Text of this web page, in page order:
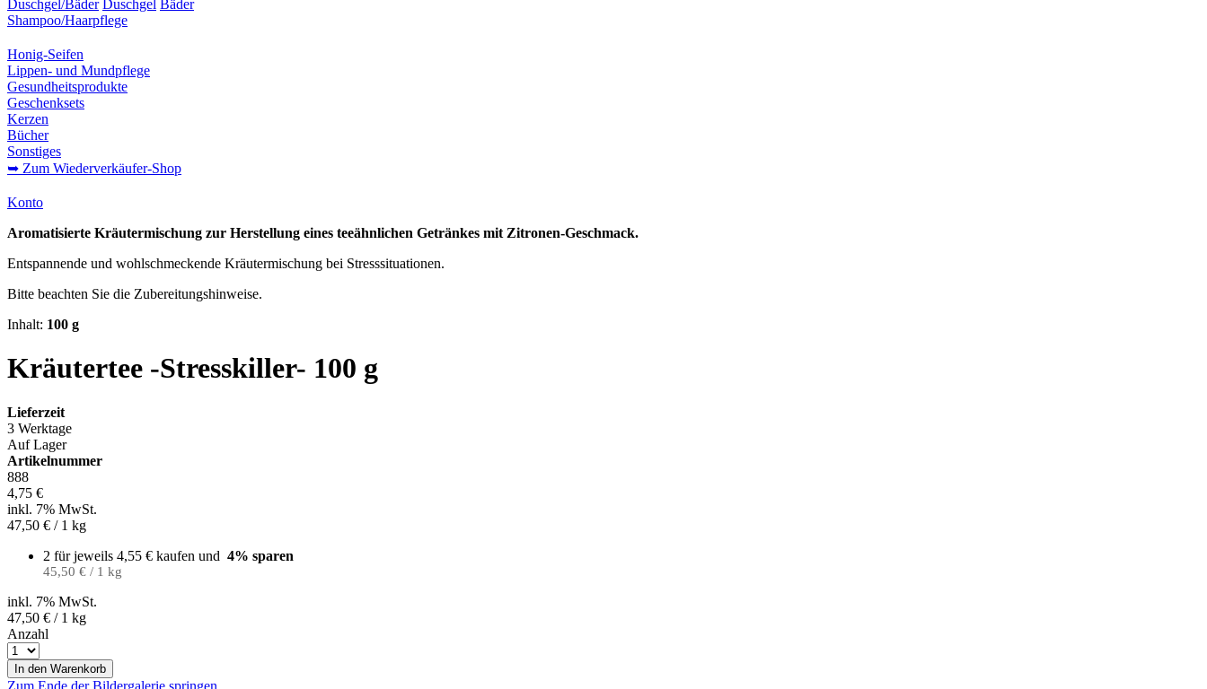
Duschgel/Bäder Duschgel Bäder
Shampoo/Haarpflege
Honig-Seifen
Lippen- und Mundpflege
Gesundheitsprodukte
Geschenksets
Kerzen
Bücher
Sonstiges
➥ Zum Wiederverkäufer-Shop
Konto
Aromatisierte Kräutermischung zur Herstellung eines teeähnlichen Getränkes mit Zitronen-Geschmack.
Entspannende und wohlschmeckende Kräutermischung bei Stresssituationen.
Bitte beachten Sie die Zubereitungshinweise.
Inhalt: 100 g
Kräutertee -Stresskiller- 100 g
Lieferzeit
3 Werktage
Auf Lager
Artikelnummer
888
4,75 €
inkl. 7% MwSt.
47,50 € / 1 kg
2 für jeweils 4,55 € kaufen und 4% sparen
45,50 € / 1 kg
inkl. 7% MwSt.
47,50 € / 1 kg
Anzahl
In den Warenkorb
Zum Ende der Bildergalerie springen